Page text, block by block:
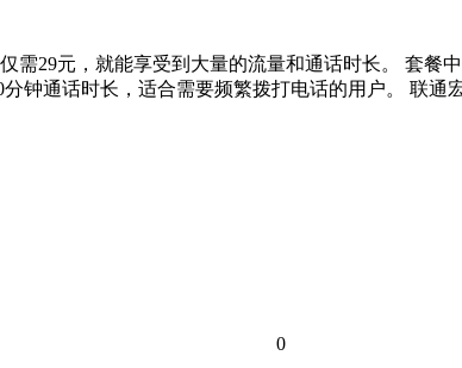
需29元，就能享受到大量的流量和通话时长。 套
钟通话时长，适合需要频繁拨打电话的用户。 联
0